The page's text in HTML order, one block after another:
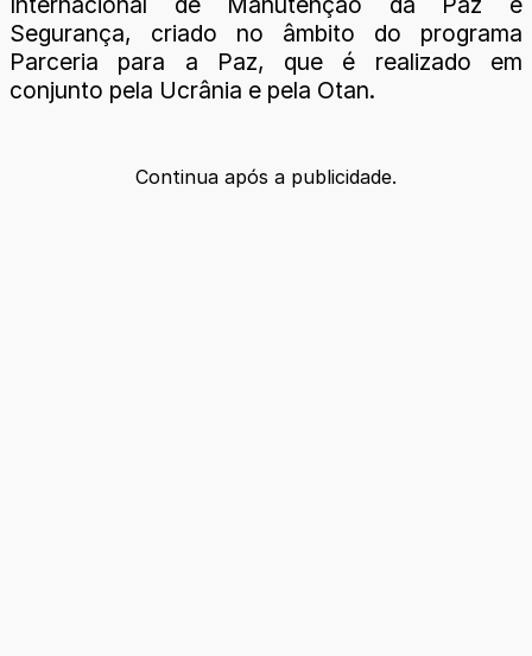
Segurança, criado no âmbito do programa
Parceria para a Paz, que é realizado em
conjunto pela Ucrânia e pela Otan.
Continua após a publicidade.